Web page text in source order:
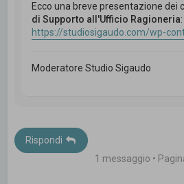
Ecco una breve presentazione dei
di Supporto all'Ufficio Ragioneria:
https://studiosigaudo.com/wp-
Moderatore Studio Sigaudo
Rispondi
1 messaggio •